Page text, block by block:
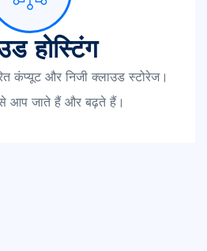
होस्टिंग
कंप्यूट और निजी क्लाउड स्टोरेज।
आप जाते हैं और बढ़ते हैं।